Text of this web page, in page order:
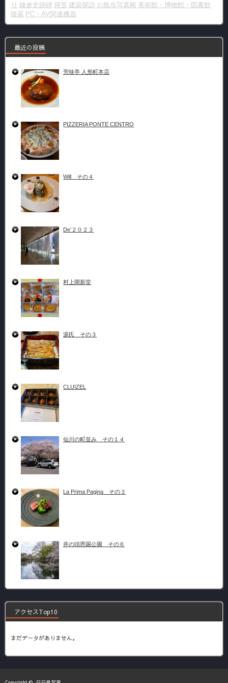
り 鎌倉史跡碑 掃苔 建築探訪 お散歩写真帳 美術館・博物館・図書館
陵墓 PC・AV関連機器
最近の投稿
芳味亭 人形町本店
PIZZERIA PONTE CENTRO
Will その４
De’２０２３
村上開新堂
源氏 その３
CLUIZEL
仙川の町並み その１４
La Prima Pagina その３
井の頭恩賜公園 その６
アクセスTop10
まだデータがありません。